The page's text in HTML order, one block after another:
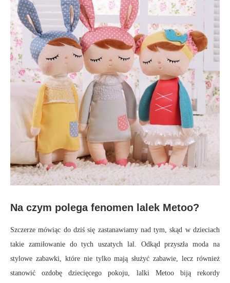
Na czym polega fenomen lalek Metoo?
Szczerze mówiąc do dziś się zastanawiamy nad tym, skąd w dzieciach
takie zamiłowanie do tych uszatych lal. Odkąd przyszła moda na
stylowe zabawki, które nie tylko mają służyć zabawie, lecz również
stanowić ozdobę dziecięcego pokoju, lalki Metoo biją rekordy